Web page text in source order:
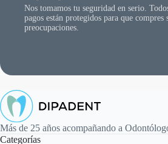
Nos tomamos tu seguridad en serio.
pagos están protegidos para que compres
preocupaciones.
Más de 25 años acompañando a
Categorías